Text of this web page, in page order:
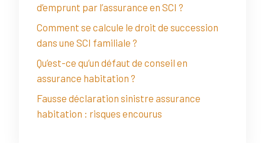
d’emprunt par l’assurance en SCI ?
Comment se calcule le droit de succession
dans une SCI familiale ?
Qu’est-ce qu’un défaut de conseil en
assurance habitation ?
Fausse déclaration sinistre assurance
habitation : risques encourus